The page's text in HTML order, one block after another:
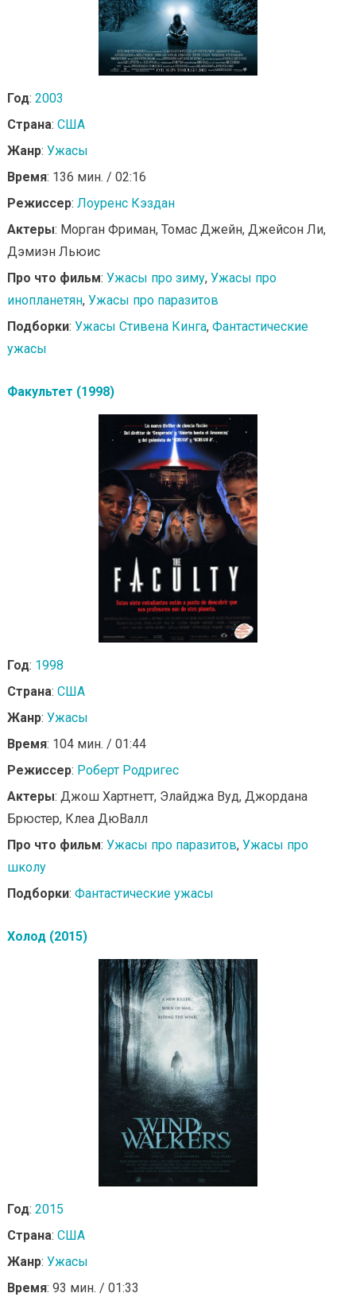
Год: 2003
Страна: США
Жанр: Ужасы
Время: 136 мин. / 02:16
Режиссер: Лоуренс Кэздан
Актеры: Морган Фриман, Томас Джейн, Джейсон Ли,
Дэмиэн Льюис
Про что фильм: Ужасы про зиму, Ужасы про
инопланетян, Ужасы про паразитов
Подборки: Ужасы Стивена Кинга, Фантастические
ужасы
Факультет (1998)
Год: 1998
Страна: США
Жанр: Ужасы
Время: 104 мин. / 01:44
Режиссер: Роберт Родригес
Актеры: Джош Хартнетт, Элайджа Вуд, Джордана
Брюстер, Клеа ДюВалл
Про что фильм: Ужасы про паразитов, Ужасы про
школу
Подборки: Фантастические ужасы
Холод (2015)
Год: 2015
Страна: США
Жанр: Ужасы
Время: 93 мин. / 01:33